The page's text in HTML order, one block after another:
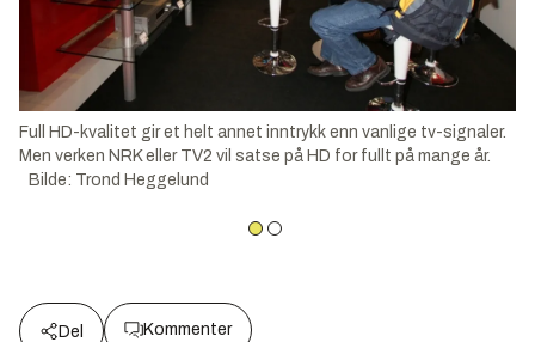
Full HD-kvalitet gir et helt annet inntrykk enn vanlige tv-signaler.
Men verken NRK eller TV2 vil satse på HD for fullt på mange år.
Bilde: Trond Heggelund
Del Kommenter